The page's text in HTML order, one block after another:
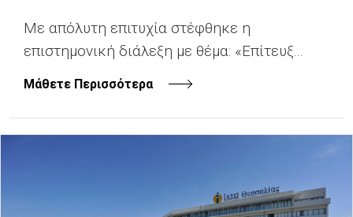
Με απόλυτη επιτυχία στέφθηκε η
επιστημονική διάλεξη με θέμα: «Επίτευξ...
Μάθετε Περισσότερα